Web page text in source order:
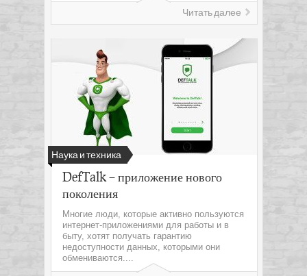
Читать далее
Наука и техника
DefTalk – приложение нового
поколения
Многие люди, которые активно пользуются
интернет-приложениями для работы и в
быту, хотят получать гарантию
недоступности данных, которыми они
обмениваются....